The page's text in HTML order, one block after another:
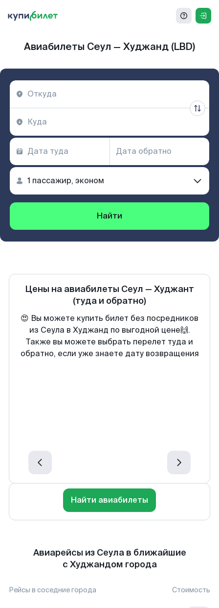
Авиабилеты Сеул — Худжанд (LBD)
Найти
Цены на авиабилеты Сеул — Худжант
(туда и обратно)
😍 Вы можете купить билет без посредников
из Сеула в Худжанд по выгодной цене🙌.
Также вы можете выбрать перелет туда и
обратно, если уже знаете дату возвращения
Найти авиабилеты
Авиарейсы из Сеула в ближайшие
с Худжандом города
Рейсы в соседние города Стоимость